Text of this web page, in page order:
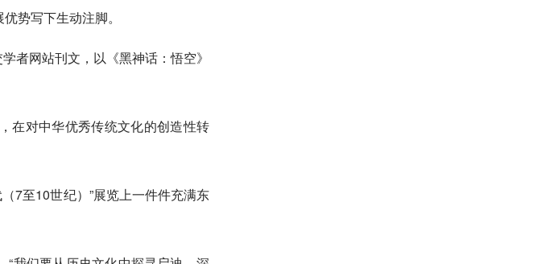
势写下生动注脚。
者网站刊文，以《黑神话：悟空》
在对中华优秀传统文化的创造性转
7至10世纪）”展览上一件件充满东